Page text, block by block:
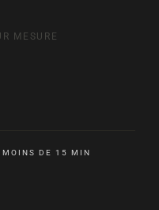
MESURE
MOINS DE 15 MIN